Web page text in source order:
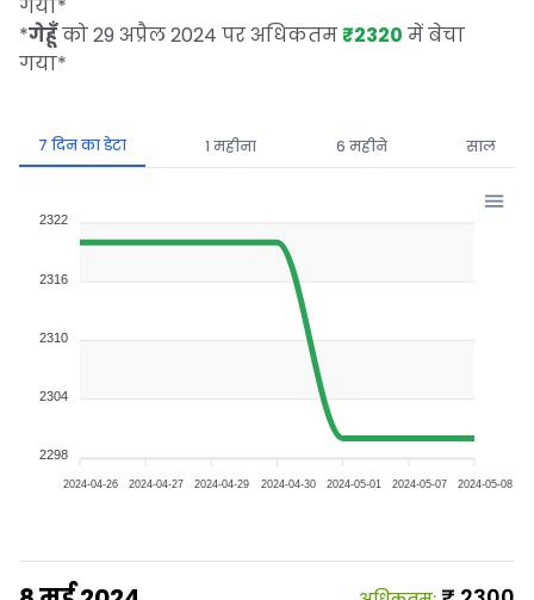
गया*
*गेहूँको 29 अप्रैल 2024 पर अधिकतम ₹2320 में बेचा
गया*
7 दिन का डेटा 1 महीना 6 महीने साल
2322
2316
2310
2304
2298
2024-04-26 2024-04-27 2024-04-29 2024-04-30 2024-05-01 2024-05-07 2024-05-08